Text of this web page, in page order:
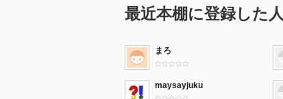
最近本棚に登録した人
まろ
maysayjuku